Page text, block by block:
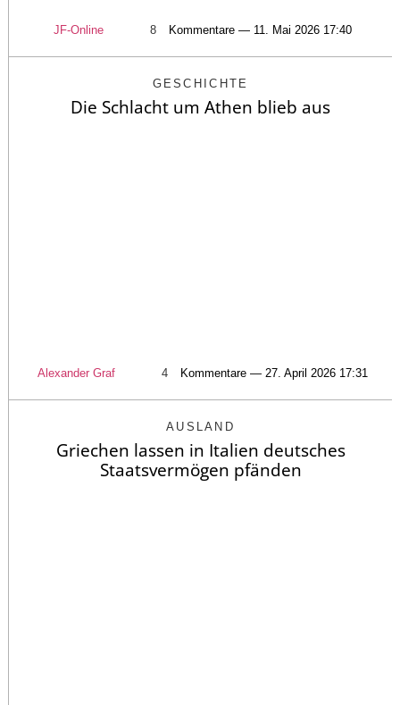
JF-Online 8 Kommentare — 11. Mai 2026 17:40
GESCHICHTE
Die Schlacht um Athen blieb aus
Alexander Graf 4 Kommentare — 27. April 2026 17:31
AUSLAND
Griechen lassen in Italien deutsches
Staatsvermögen pfänden